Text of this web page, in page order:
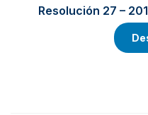
Resolución 27 –